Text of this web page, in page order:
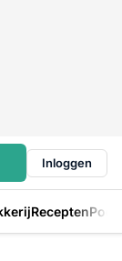
Inloggen
Recepten